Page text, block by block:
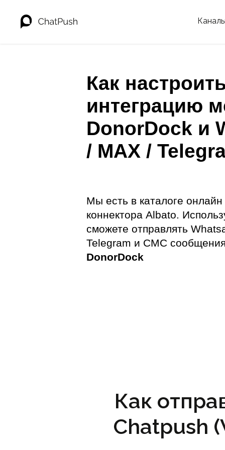
Как
интеграцию
DonorDock и
/ MAX /
Мы есть в каталоге онлайн
коннектора Albato.
сможете отправлять
Telegram и СМС
DonorDock
Как
Chatpush